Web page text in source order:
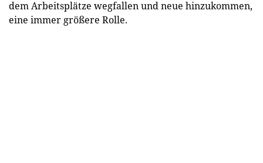
dem Arbeitsplätze wegfallen und neue hinzukommen,
eine immer größere Rolle.